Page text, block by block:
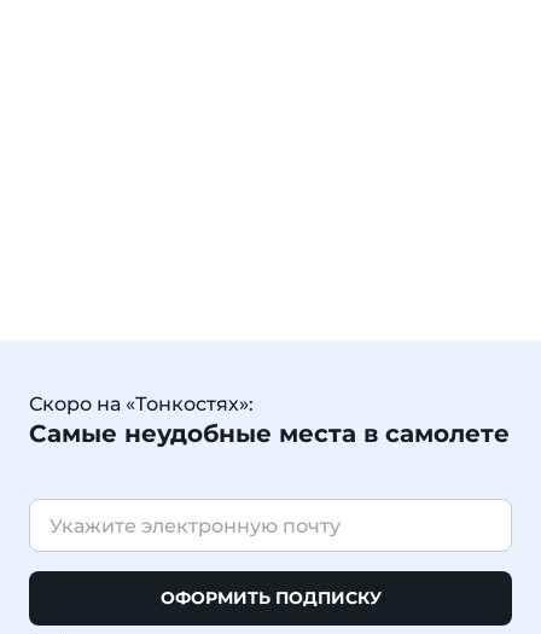
Скоро на «Тонкостях»:
Самые неудобные места в самолете
ОФОРМИТЬ ПОДПИСКУ